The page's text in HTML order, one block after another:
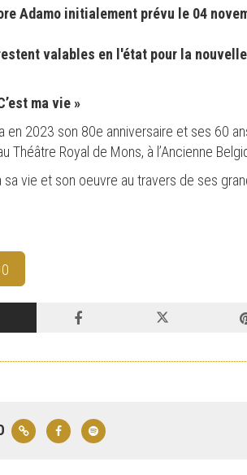
Adamo initialement prévu le 04
valables en l'état pour la
ma vie »
en 2023 son 80e anniversaire et ses 60
Théâtre Royal de Mons, à l’Ancienne
vie et son oeuvre au travers de ses